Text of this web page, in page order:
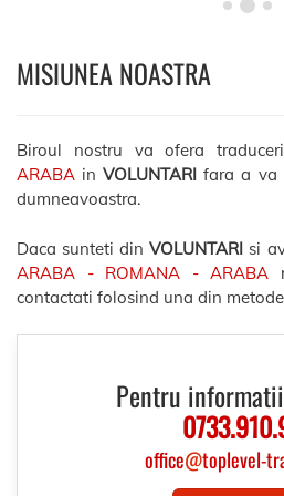
MISIUNEA NOASTRA
Biroul nostru va ofera
ARABA inVOLUNTARI fara a va
dumneavoastra.
Daca sunteti dinVOLUNTARI si
ARABA - ROMANA - ARABA
contactati folosind una din
Pentru
office@toplevel-